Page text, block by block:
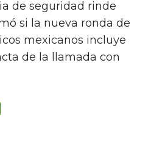
de seguridad rinde
si la nueva ronda de
mexicanos incluye
de la llamada con